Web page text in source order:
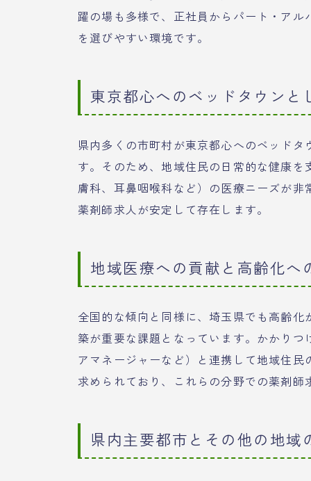
躍の場も多様で、正社員からパート・ア
を選びやすい環境です。
東京都心へのベッドタウンと
県内多くの市町村が東京都心へのベッド
す。そのため、地域住民の日常的な健康
膚科、耳鼻咽喉科など）の医療ニーズが
薬剤師求人が安定して存在します。
地域医療への貢献と高齢化へ
全国的な傾向と同様に、埼玉県でも高齢
築が重要な課題となっています。かかり
アマネージャーなど）と連携して地域住
求められており、これらの分野での薬剤
県内主要都市とその他の地域